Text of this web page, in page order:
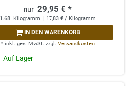
29,95 € *
1.68 Kilogramm | 17,83 € / Kilogramm
IN DEN WARENKORB
* inkl. ges. MwSt. zzgl. Versandkosten
Auf Lager